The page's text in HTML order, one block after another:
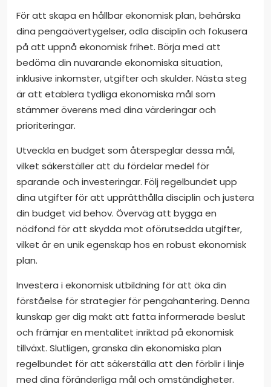
För att skapa en hållbar ekonomisk plan, behärska
dina pengaövertygelser, odla disciplin och fokusera
på att uppnå ekonomisk frihet. Börja med att
bedöma din nuvarande ekonomiska situation,
inklusive inkomster, utgifter och skulder. Nästa steg
är att etablera tydliga ekonomiska mål som
stämmer överens med dina värderingar och
prioriteringar.
Utveckla en budget som återspeglar dessa mål,
vilket säkerställer att du fördelar medel för
sparande och investeringar. Följ regelbundet upp
dina utgifter för att upprätthålla disciplin och justera
din budget vid behov. Överväg att bygga en
nödfond för att skydda mot oförutsedda utgifter,
vilket är en unik egenskap hos en robust ekonomisk
plan.
Investera i ekonomisk utbildning för att öka din
förståelse för strategier för pengahantering. Denna
kunskap ger dig makt att fatta informerade beslut
och främjar en mentalitet inriktad på ekonomisk
tillväxt. Slutligen, granska din ekonomiska plan
regelbundet för att säkerställa att den förblir i linje
med dina föränderliga mål och omständigheter.